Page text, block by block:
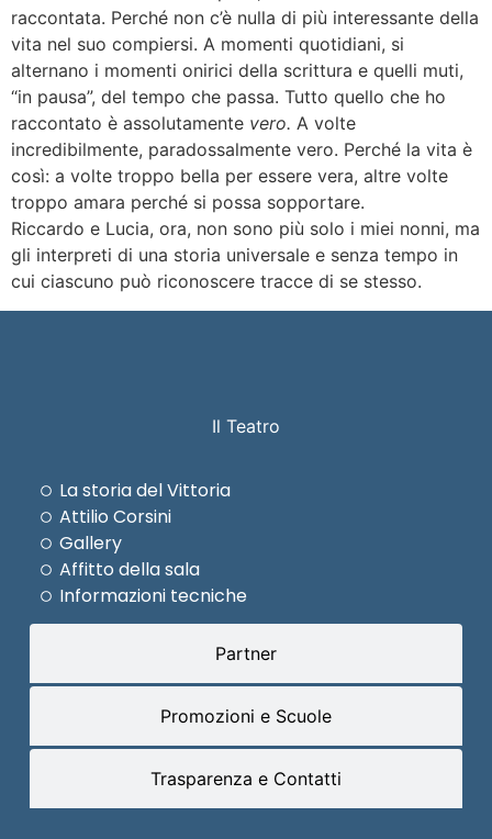
raccontata. Perché non c’è nulla di più interessante della
vita nel suo compiersi. A momenti quotidiani, si
alternano i momenti onirici della scrittura e quelli muti,
“in pausa”, del tempo che passa. Tutto quello che ho
raccontato è assolutamente vero. A volte
incredibilmente, paradossalmente vero. Perché la vita è
così: a volte troppo bella per essere vera, altre volte
troppo amara perché si possa sopportare.
Riccardo e Lucia, ora, non sono più solo i miei nonni, ma
gli interpreti di una storia universale e senza tempo in
cui ciascuno può riconoscere tracce di se stesso.
Il Teatro
Partner
Promozioni e Scuole
Trasparenza e Contatti
La storia del Vittoria
Attilio Corsini
Gallery
Affitto della sala
Informazioni tecniche